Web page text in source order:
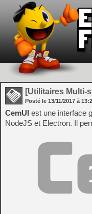
[Utilitaires Multi-
Posté le 13/11/2017 à
CemUI est une interface
NodeJS et Electron. Il